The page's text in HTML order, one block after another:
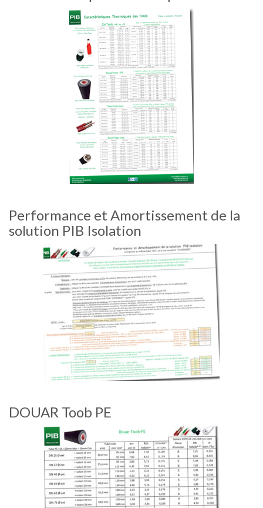
Performance et Amortissement de la
solution PIB Isolation
DOUAR Toob PE